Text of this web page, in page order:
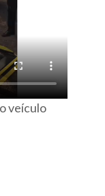
veículo